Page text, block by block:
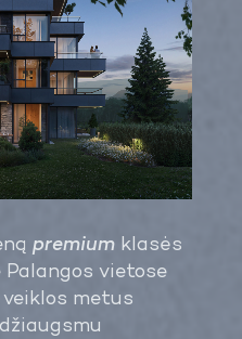
premium klasės
vietose
metus